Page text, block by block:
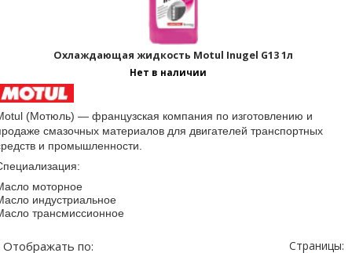
Охлаждающая жидкость Motul Inugel G13 1л
Нет в наличии
(Мотюль) — французская компания по изготовлению и
смазочных материалов для двигателей транспортных
и промышленности.
моторное
индустриальное
трансмиссионное